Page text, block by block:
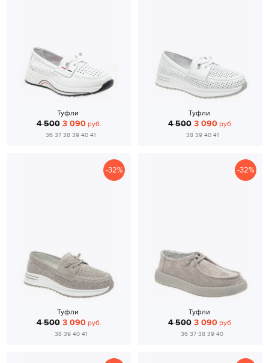
Туфли
4 500 3 090руб.
36 37 38 39 40 41
Туфли
4 500 3 090руб.
38 39 40 41
-32%
Туфли
4 500 3 090руб.
38 39 40 41
-32%
Туфли
4 500 3 090руб.
36 37 38 39 40